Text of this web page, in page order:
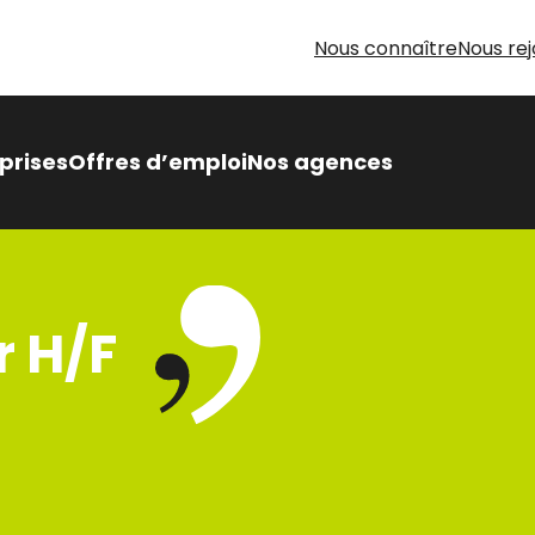
Nous connaîtreNous
Intérimaire Métier Intérim
pour vous
d’aide pour votre
d’emploi
Offres d’emploiNos agences
H/F